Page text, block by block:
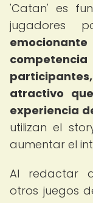
'Catan' es
jugadores
atractivo
experiencia
utilizan el
aumentar el
Al redactar
otros juegos